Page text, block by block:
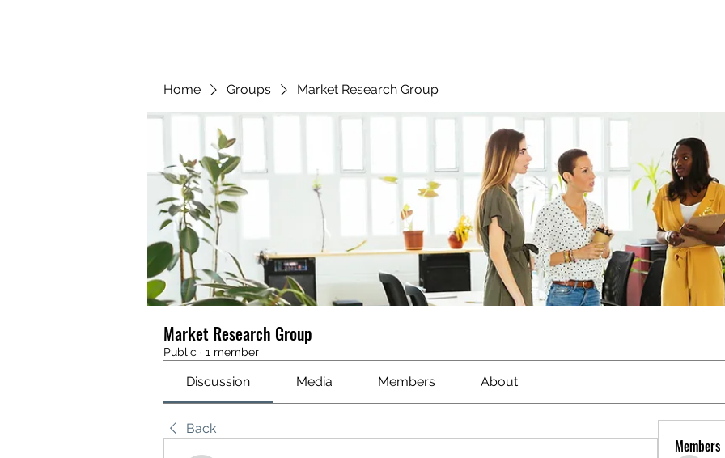
Home Groups Market Research Group
Market Research Group
Public · 1 member
Discussion Media Members About
Back
Members